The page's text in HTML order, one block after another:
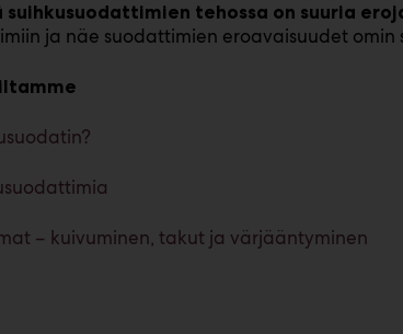
tehossa on suuria
ja näe suodattimien eroavaisuudet omin
– kuivuminen, takut ja värjääntyminen